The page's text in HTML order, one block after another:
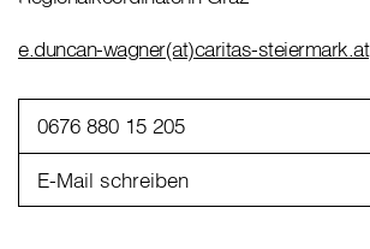
e.duncan-wagner(at)caritas-steiermark.at
0676 880 15 205
E-Mail schreiben